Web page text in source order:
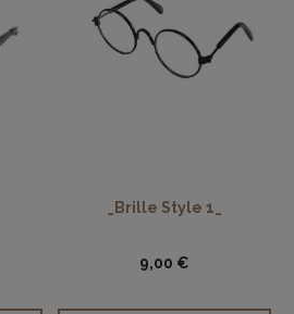
_Brille Style 1_
9,00 €